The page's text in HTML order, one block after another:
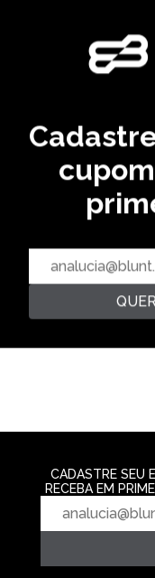
saepe neque unde
ipsum dolor sit
distinctio adipisci
cupiditate inventore
CAMISETA LETTERING - BEGE
2‌x de R$ 64,99
CADASTRE SEU
RECEBA EM